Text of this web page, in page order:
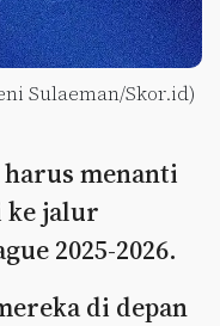
Sulaeman/Skor.id)
harus menanti
ke jalur
2025-2026.
di depan